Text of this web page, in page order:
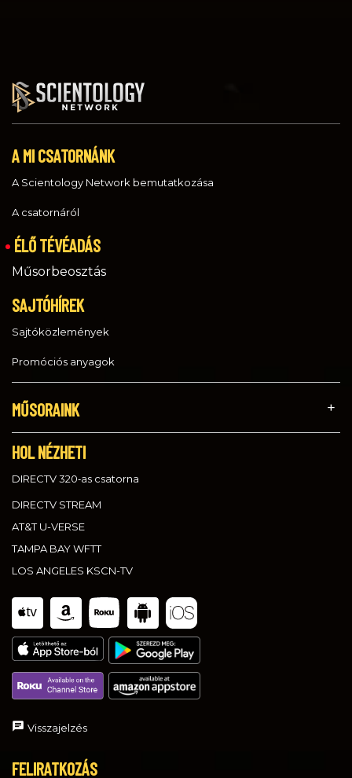
A MI CSATORNÁNK
A Scientology Network bemutatkozása
A csatornáról
ÉLŐ TÉVÉADÁS
Műsorbeosztás
SAJTÓHÍREK
Sajtóközlemények
Promóciós anyagok
MŰSORAINK
HOL NÉZHETI
DIRECTV 320‑as csatorna
DIRECTV STREAM
AT&T U-VERSE
TAMPA BAY WFTT
LOS ANGELES KSCN-TV
Visszajelzés
FELIRATKOZÁS